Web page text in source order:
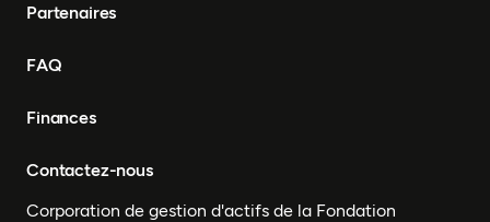
Partenaires
FAQ
Finances
Contactez-nous
Corporation de gestion d'actifs de la Fondation